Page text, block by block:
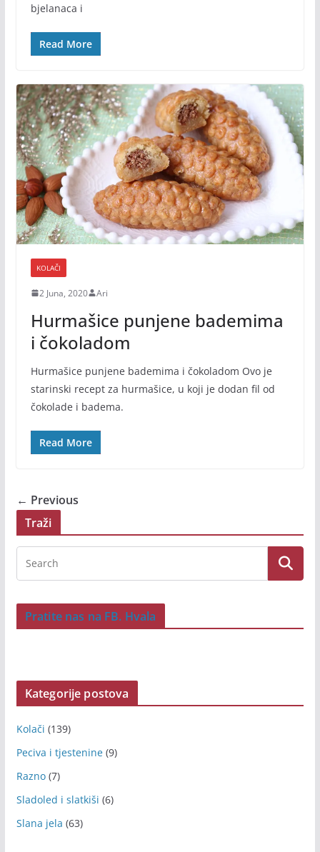
bjelanaca i
Read More
KOLAČI
2 Juna, 2020 Ari
Hurmašice punjene bademima
i čokoladom
Hurmašice punjene bademima i čokoladom Ovo je
starinski recept za hurmašice, u koji je dodan fil od
čokolade i badema.
Read More
← Previous
Traži
Pratite nas na FB. Hvala
Kategorije postova
Kolači (139)
Peciva i tjestenine(9)
Razno(7)
Sladoled i slatkiši (6)
Slana jela (63)